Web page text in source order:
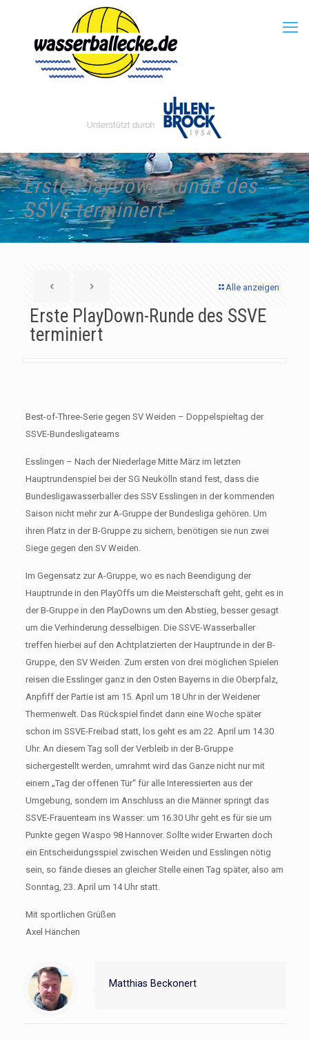
Erste PlayDown-Runde des
SSVE terminiert
Alle anzeigen
Erste PlayDown-Runde des SSVE
terminiert
Best-of-Three-Serie gegen SV Weiden – Doppelspieltag der
SSVE-Bundesligateams
Esslingen – Nach der Niederlage Mitte März im letzten
Hauptrundenspiel bei der SG Neukölln stand fest, dass die
Bundesligawasserballer des SSV Esslingen in der kommenden
Saison nicht mehr zur A-Gruppe der Bundesliga gehören. Um
ihren Platz in der B-Gruppe zu sichern, benötigen sie nun zwei
Siege gegen den SV Weiden.
Im Gegensatz zur A-Gruppe, wo es nach Beendigung der
Hauptrunde in den PlayOffs um die Meisterschaft geht, geht es in
der B-Gruppe in den PlayDowns um den Abstieg, besser gesagt
um die Verhinderung desselbigen. Die SSVE-Wasserballer
treffen hierbei auf den Achtplatzierten der Hauptrunde in der B-
Gruppe, den SV Weiden. Zum ersten von drei möglichen Spielen
reisen die Esslinger ganz in den Osten Bayerns in die Oberpfalz,
Anpfiff der Partie ist am 15. April um 18 Uhr in der Weidener
Thermenwelt. Das Rückspiel findet dann eine Woche später
schon im SSVE-Freibad statt, los geht es am 22. April um 14.30
Uhr. An diesem Tag soll der Verbleib in der B-Gruppe
sichergestellt werden, umrahmt wird das Ganze nicht nur mit
einem „Tag der offenen Tür“ für alle Interessierten aus der
Umgebung, sondern im Anschluss an die Männer springt das
SSVE-Frauenteam ins Wasser: um 16.30 Uhr geht es für sie um
Punkte gegen Waspo 98 Hannover. Sollte wider Erwarten doch
ein Entscheidungsspiel zwischen Weiden und Esslingen nötig
sein, so fände dieses an gleicher Stelle einen Tag später, also am
Sonntag, 23. April um 14 Uhr statt.
Mit sportlichen Grüßen
Axel Hänchen
Matthias Beckonert